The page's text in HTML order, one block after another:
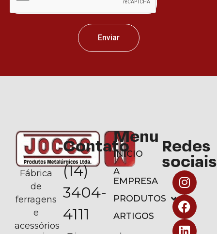
Enviar
Fábrica
de
ferragens
e
acessórios
Contato
(14)
3404-
4111
Menu
INÍCIO
A
EMPRESA
PRODUTOS
ARTIGOS
Redes
sociais